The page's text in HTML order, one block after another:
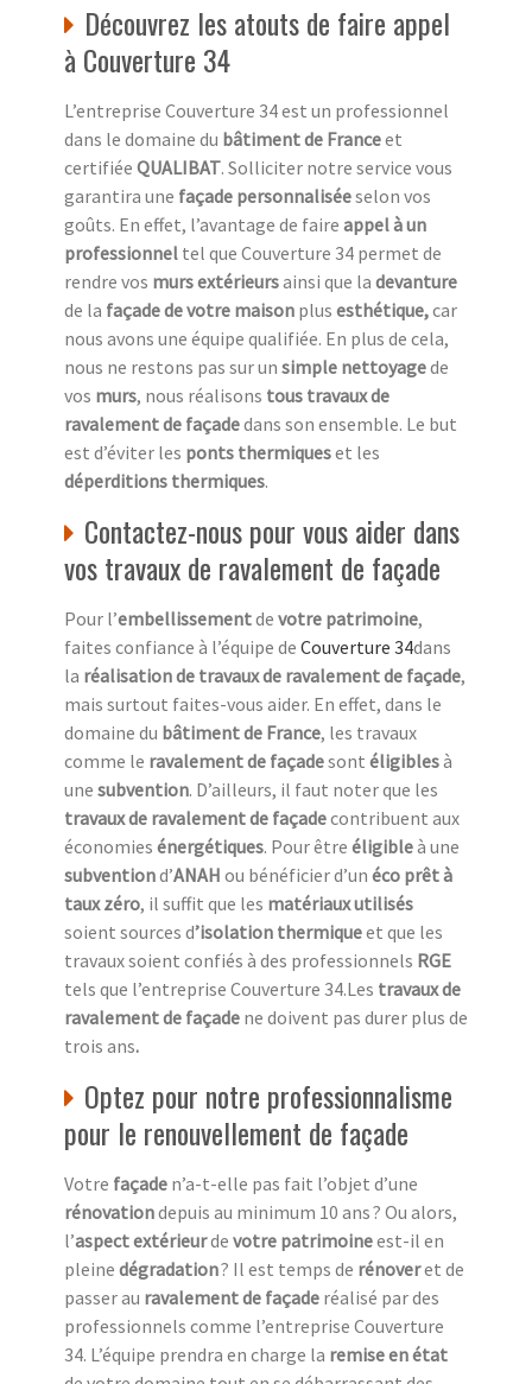
Découvrez les atouts de faire appel
à Couverture 34
L’entreprise Couverture 34 est un professionnel
dans le domaine du bâtiment de Franceet
certifiée QUALIBAT. Solliciter notre service vous
garantira une façade personnaliséeselon vos
goûts. En effet, l’avantage de faire appel à un
professionnel tel que Couverture 34 permet de
rendre vos murs extérieursainsi que la devanture
de la façade de votre maison plus esthétique,car
nous avons une équipe qualifiée. En plus de cela,
nous ne restons pas sur un simple nettoyagede
vos murs, nous réalisons tous travaux de
ravalement de façadedans son ensemble. Le but
est d’éviter les ponts thermiqueset les
déperditions thermiques.
Contactez-nous pour vous aider dans
vos travaux de ravalement de façade
Pour l’embellissementde votre patrimoine,
faites confiance à l’équipe de Couverture 34dans
la réalisation de travaux de ravalement de façade,
mais surtout faites-vous aider. En effet, dans le
domaine du bâtiment de France, les travaux
comme le ravalement de façadesont éligiblesà
une subvention. D’ailleurs, il faut noter que les
travaux de ravalement de façadecontribuent aux
économies énergétiques. Pour être éligibleà une
subventiond’ANAH ou bénéficier d’un éco prêt à
taux zéro, il suffit que les matériaux utilisés
soient sources d’isolation thermiqueet que les
travaux soient confiés à des professionnels RGE
tels que l’entreprise Couverture 34.Les travaux de
ravalement de façade ne doivent pas durer plus de
trois ans.
Optez pour notre professionnalisme
pour le renouvellement de façade
Votre façade n’a-t-elle pas fait l’objet d’une
rénovationdepuis au minimum 10 ans ? Ou alors,
l’aspect extérieurde votre patrimoineest-il en
pleine dégradation? Il est temps de rénoveret de
passer au ravalement de façade réalisé par des
professionnels comme l’entreprise Couverture
34. L’équipe prendra en charge la remise en état